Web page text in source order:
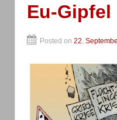
Eu-Gipfel
Posted on 22.